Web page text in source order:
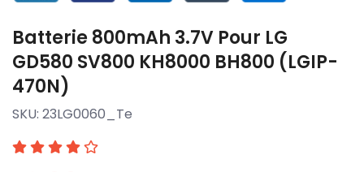
Batterie 800mAh 3.7V Pour LG
GD580 SV800 KH8000 BH800 (LGIP-
470N)
SKU: 23LG0060_Te